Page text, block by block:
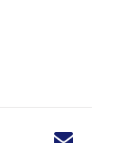
Deel dit
Deel dit
Deel dit
Deel dit